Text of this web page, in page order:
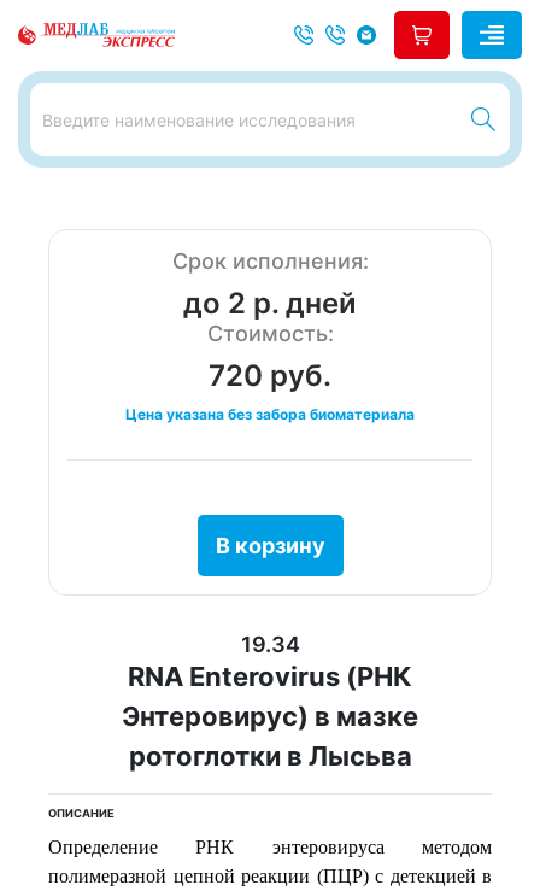
19.34
RNA Enterovirus (РНК
Энтеровирус) в мазке
ротоглотки в Лысьва
ОПИСАНИЕ
Определение РНК энтеровируса методом
полимеразной цепной реакции (ПЦР) с детекцией в
Срок исполнения:
до 2 р. дней
Стоимость:
720 руб.
Цена указана без забора биоматериала
В корзину